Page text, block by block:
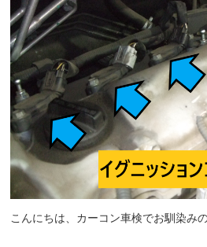
こんにちは、カーコン車検でお馴染み